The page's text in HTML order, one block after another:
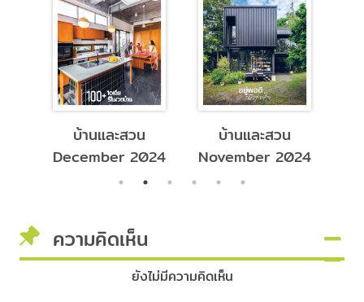
บ้านและสวน
December 2024
บ้านและสวน
November 2024
ความคิดเห็น
ยังไม่มีความคิดเห็น